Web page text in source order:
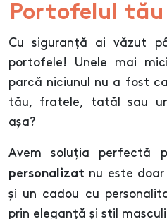
Portofelul
Cu siguranță ai văzut
portofele! Unele mai
parcă niciunul nu a fost
tău, fratele, tatăl sau
așa?
Avem soluția perfectă
personalizat nu este
și un cadou cu
prin eleganță și stil